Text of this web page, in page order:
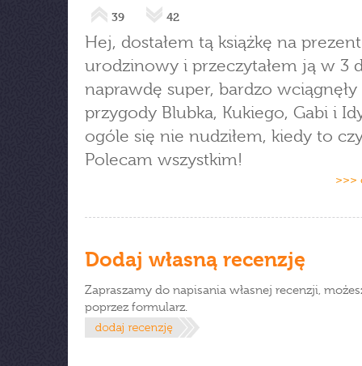
39 42
Hej, dostałem tą książkę na prezent
urodzinowy i przeczytałem ją w 3
naprawdę super, bardzo
przygody Blubka, Kukiego, Gabi i
ogóle się nie nudziłem, kiedy to
Polecam wszystkim!
>>>
Dodaj własną recenzję
Zapraszamy do napisania własnej recenzji,
poprzez formularz.